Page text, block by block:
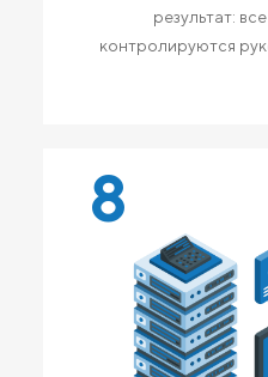
результат:
контролируются
8